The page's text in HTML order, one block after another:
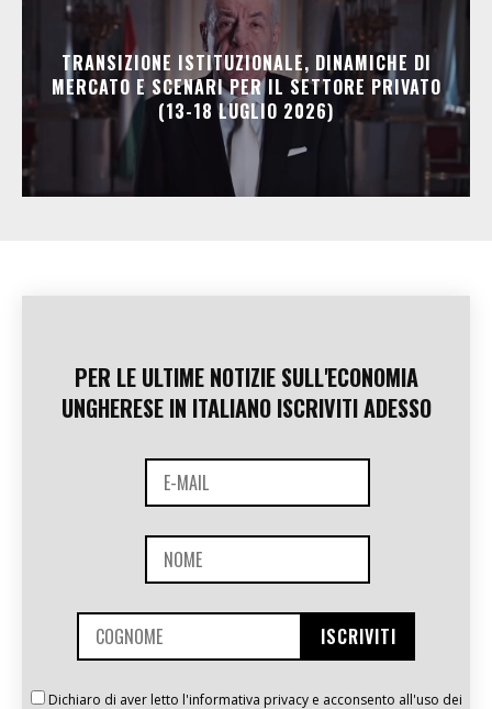
TRANSIZIONE ISTITUZIONALE, DINAMICHE DI
MERCATO E SCENARI PER IL SETTORE PRIVATO
(13-18 LUGLIO 2026)
PER LE ULTIME NOTIZIE SULL'ECONOMIA
UNGHERESE IN ITALIANO ISCRIVITI ADESSO
Dichiaro di aver letto l'informativa privacy e acconsento all'uso dei